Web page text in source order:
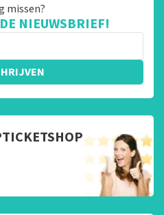
missen?
NIEUWSBRIEF!